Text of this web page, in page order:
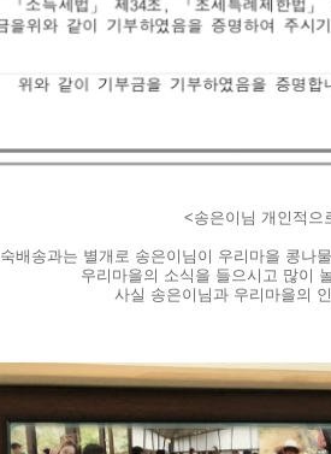
<송은이님 개인적으
숙배송과는 별개로 송은이님이 우리마을 콩나
우리마을의 소식을 들으시고 많이
사실 송은이님과 우리마을의